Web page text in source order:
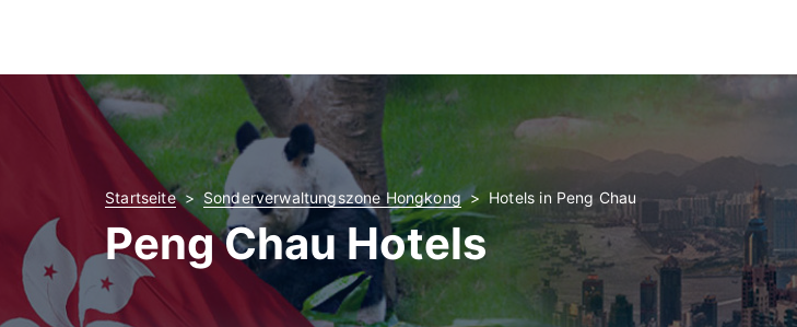
Startseite Sonderverwaltungszone Hongkong Hotels in Peng Chau
Peng Chau Hotels